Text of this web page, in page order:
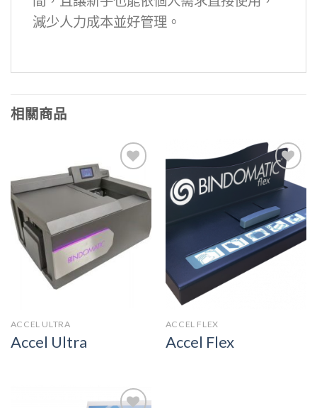
減少人力成本並好管理。
相關商品
加入
ACCEL ULTRA
Accel Ultra
加入
願望
清單
ACCEL FLEX
Accel Flex